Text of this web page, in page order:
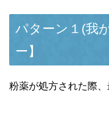
パターン１(我
ー】
粉薬が処方された際、